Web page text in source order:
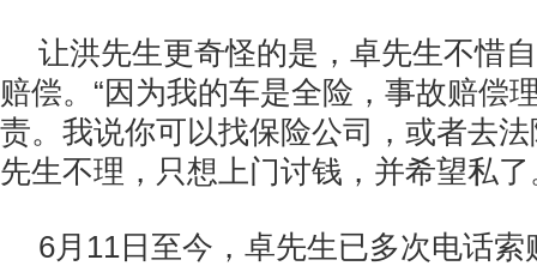
让洪先生更奇怪的是，卓先生不惜
赔偿。“因为我的车是全险，事故赔偿
责。我说你可以找保险公司，或者去
先生不理，只想上门讨钱，并希望私了
6月11日至今，卓先生已多次电话索